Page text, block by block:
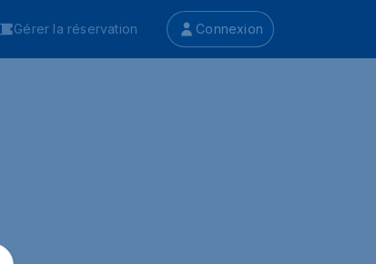
Gérer la réservation Connexion